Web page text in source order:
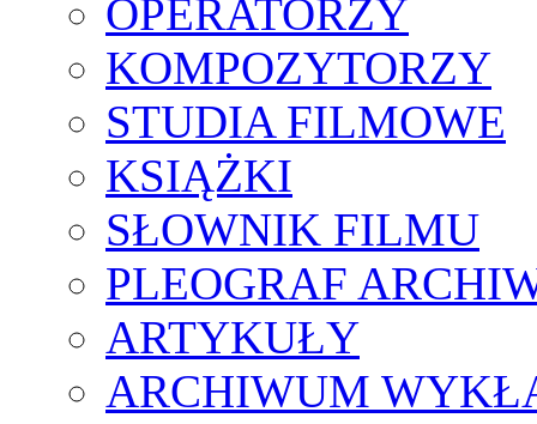
OPERATORZY
KOMPOZYTORZY
STUDIA FILMOWE
KSIĄŻKI
SŁOWNIK FILMU
PLEOGRAF
ARTYKUŁY
ARCHIWUM